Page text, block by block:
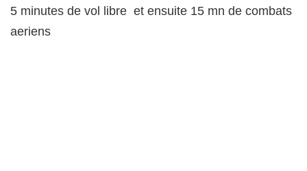
5 minutes de vol libre et ensuite 15 mn de combats
aeriens